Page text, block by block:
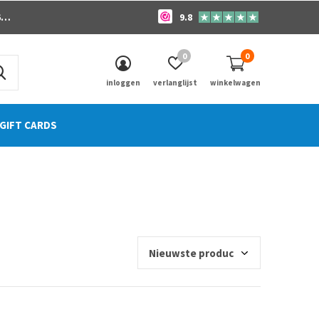
GIFT CARDS
inloggen verlanglijst
0
winkelwagen
0
9.8